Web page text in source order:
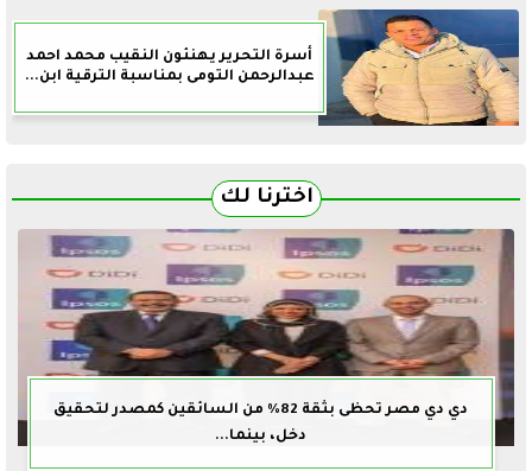
أسرة التحرير يهنئون النقيب محمد احمد
عبدالرحمن التومى بمناسبة الترقية ابن...
اخترنا لك
دي دي مصر تحظى بثقة 82% من السائقين كمصدر لتحقيق
دخل، بينما...